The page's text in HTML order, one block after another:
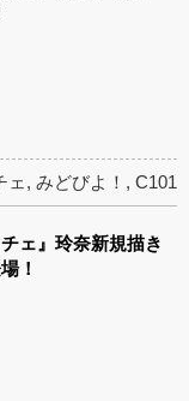
ェ , みどびよ！ , C101
チェ』玲奈新規描き
！